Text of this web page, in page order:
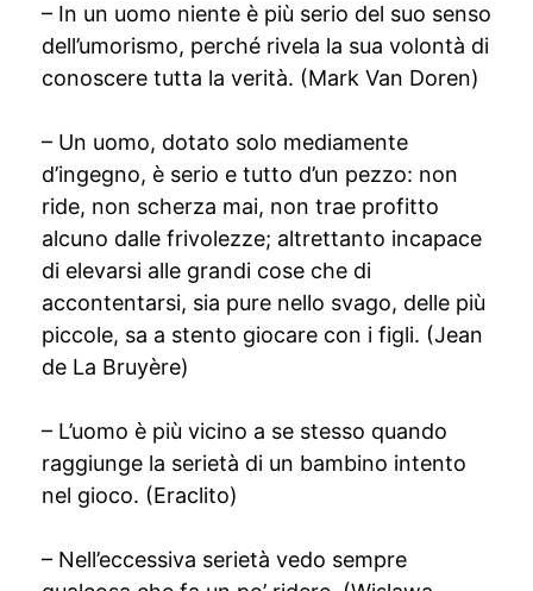
– In un uomo niente è più serio del suo senso
dell’umorismo, perché rivela la sua volontà di
conoscere tutta la verità. (Mark Van Doren)
– Un uomo, dotato solo mediamente
d’ingegno, è serio e tutto d’un pezzo: non
ride, non scherza mai, non trae profitto
alcuno dalle frivolezze; altrettanto incapace
di elevarsi alle grandi cose che di
accontentarsi, sia pure nello svago, delle più
piccole, sa a stento giocare con i figli. (Jean
de La Bruyère)
– L’uomo è più vicino a se stesso quando
raggiunge la serietà di un bambino intento
nel gioco. (Eraclito)
– Nell’eccessiva serietà vedo sempre